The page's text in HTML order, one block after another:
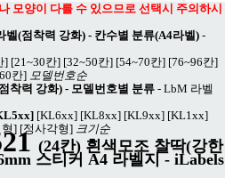
모양이 다를 수 있으므로 선택시 주의하시
(점착력 강화) - 칸수별 분류(A4라벨) -
] [21~30칸] [32~50칸] [54~70칸] [76~96칸]
칸] 모델번호순
착력 강화) - 모델번호별 분류 - LbM 라벨
[KL6xx] [KL8xx] [KL9xx] [KL1xx]
] [정사각형] 크기순
(24칸) 흰색모조 찰딱(강한
스티커 A4 라벨지 - iLabels